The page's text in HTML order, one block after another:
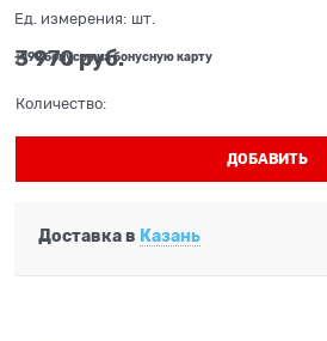
Ед. измерения: шт.
3 970 руб.
+199 бонусов на бонусную карту
Количество:
ДОБАВИТЬ
Доставка в Казань